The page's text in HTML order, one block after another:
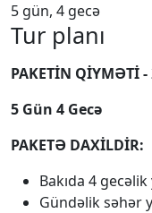
5 gün, 4 gecə
Tur planı
PAKETİN QİYMƏTİ
5 Gün 4 Gecə
PAKETƏ DAXİLDİR:
Bakıda 4
Gündəlik səhər